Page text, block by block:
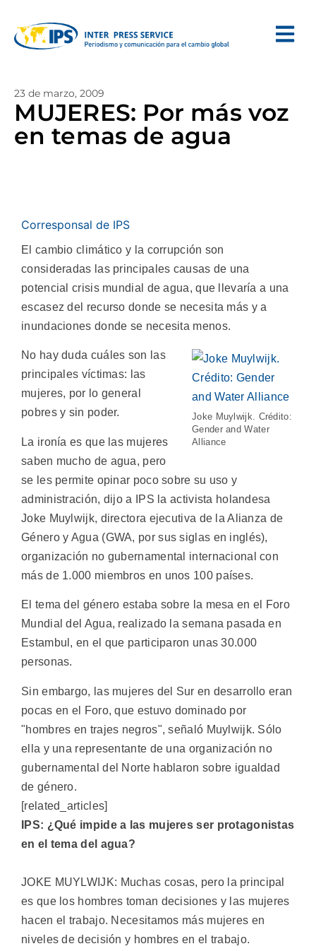
23 de marzo, 2009
MUJERES: Por más voz
en temas de agua
Corresponsal de IPS
El cambio climático y la corrupción son
consideradas las principales causas de una
potencial crisis mundial de agua, que llevaría a una
escasez del recurso donde se necesita más y a
inundaciones donde se necesita menos.
Joke Muylwijk. Crédito:
Gender and Water
Alliance
No hay duda cuáles son las
principales víctimas: las
mujeres, por lo general
pobres y sin poder.
La ironía es que las mujeres
saben mucho de agua, pero
se les permite opinar poco sobre su uso y
administración, dijo a IPS la activista holandesa
Joke Muylwijk, directora ejecutiva de la Alianza de
Género y Agua (GWA, por sus siglas en inglés),
organización no gubernamental internacional con
más de 1.000 miembros en unos 100 países.
El tema del género estaba sobre la mesa en el Foro
Mundial del Agua, realizado la semana pasada en
Estambul, en el que participaron unas 30.000
personas.
Sin embargo, las mujeres del Sur en desarrollo eran
pocas en el Foro, que estuvo dominado por
"hombres en trajes negros", señaló Muylwijk. Sólo
ella y una representante de una organización no
gubernamental del Norte hablaron sobre igualdad
de género.
[related_articles]
IPS: ¿Qué impide a las mujeres ser protagonistas
en el tema del agua?
JOKE MUYLWIJK: Muchas cosas, pero la principal
es que los hombres toman decisiones y las mujeres
hacen el trabajo. Necesitamos más mujeres en
niveles de decisión y hombres en el trabajo.